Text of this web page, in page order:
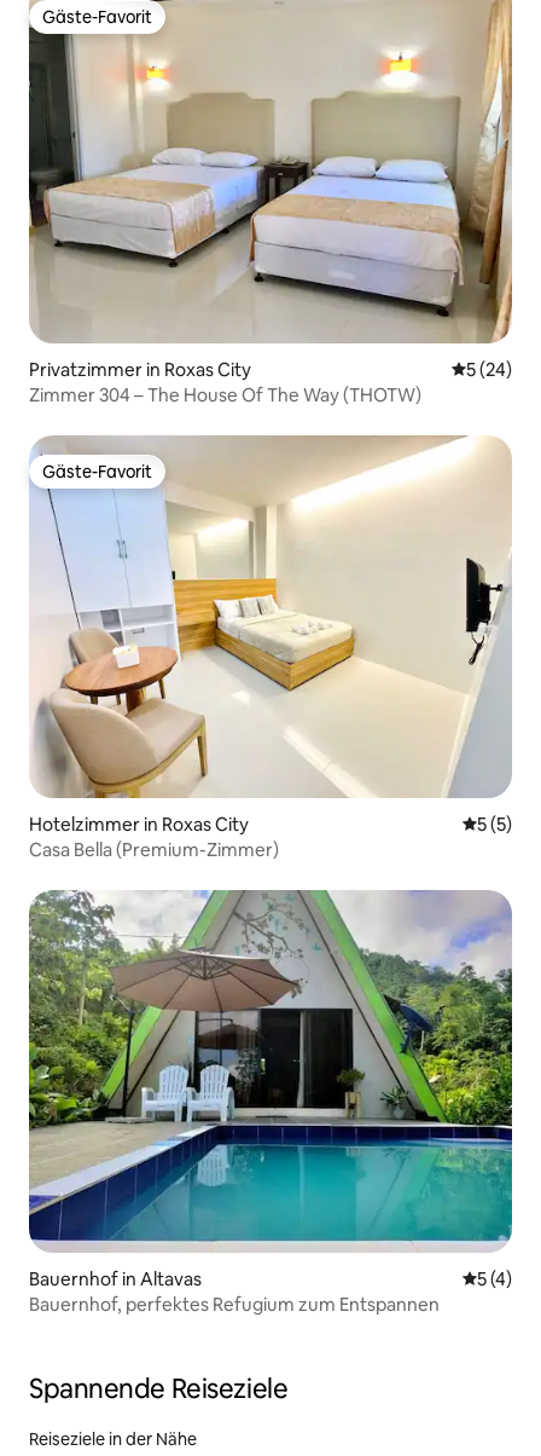
Gäste-Favorit
Gäste-Favorit
Privatzimmer in Roxas City
5 (24)
Zimmer 304 – The House Of The Way (THOTW)
Gäste-Favorit
Gäste-Favorit
Hotelzimmer in Roxas City
5 (5)
Casa Bella (Premium-Zimmer)
Bauernhof in Altavas
5 (4)
Bauernhof, perfektes Refugium zum Entspannen
Spannende Reiseziele
Reiseziele in der Nähe